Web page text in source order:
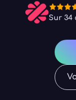
Sur 34